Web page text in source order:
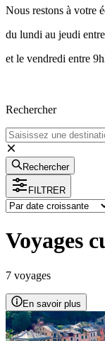
Nous restons à votre
du lundi au jeudi
et le vendredi entre
Rechercher
Rechercher
FILTRER
Voyages
7 voyages
En savoir plus